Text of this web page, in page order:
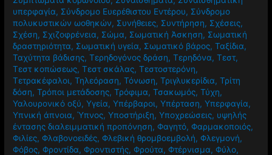
υπερφαγία, Σύνδρομο Ευερέθιστου Εντέρου, Σύνδρομο
πολυκυστικών ωοθηκών, Συνήθειες, Συντήρηση, Σχέσεις,
Σχέση, Σχιζοφρένεια, Σώμα, Σωματική Άσκηση, Σωματική
δραστηριότητα, Σωματική υγεία, Σωματικό βάρος,Ταξίδια,
Ταχύτητα βάδισης,Τερηδογόνος δράση,Τερηδόνα,Τεστ,
Τεστ κοπώσεως,Τεστ σκάλας,Τεστοστερόνη,
Τετρακέφαλοι,Τηλεόραση,Τόνωση,Τριγλυκερίδια,Τρίτη
δόση,Τρόποι μετάδοσης,Τρόφιμα,Τσακωμός,Τύχη,
Υαλουρονικό οξύ,Υγεία,Υπέρβαροι,Υπέρταση,Υπερφαγία,
Υπνική άπνοια,Ύπνος,Υποστήριξη,Υποχρεώσεις, υψηλής
έντασης διαλειμματική προπόνηση,Φαγητό,Φαρμακοποιός,
Φιλίες,Φλαβονοειδές,Φλεβική θρομβοεμβολή,Φλεγμονή,
Φόβος,Φροντίδα,Φροντιστής,Φρούτα,Φτέρνισμα,Φύλο,